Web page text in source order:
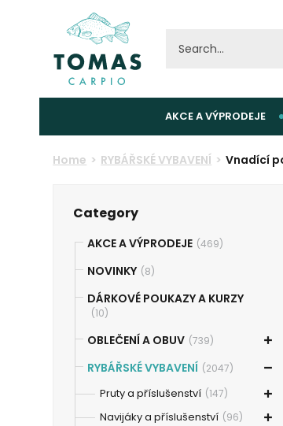
AKCE A VÝPRODEJE
Home RYBÁŘSKÉ VYBAVENÍ Vnadící
Category
AKCE A VÝPRODEJE (469)
NOVINKY (8)
DÁRKOVÉ POUKAZY A KURZY
(10)
OBLEČENÍ A OBUV (739)
RYBÁŘSKÉ VYBAVENÍ (2047)
Pruty a příslušenství (147)
Navijáky a příslušenství (96)